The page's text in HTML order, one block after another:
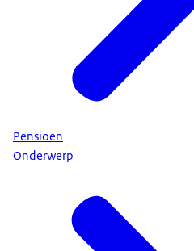
Pensioen
Onderwerp